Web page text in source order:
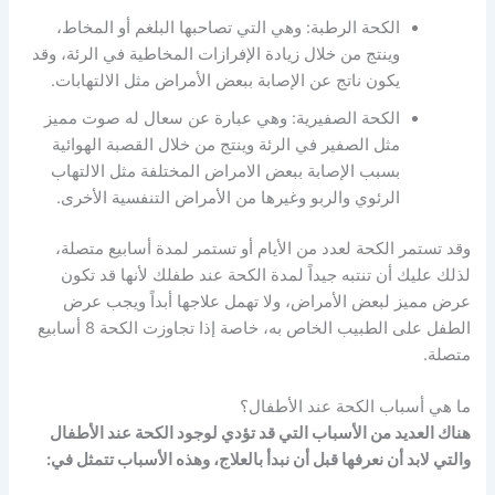
الكحة الرطبة: وهي التي تصاحبها البلغم أو المخاط،
وينتج من خلال زيادة الإفرازات المخاطية في الرئة، وقد
يكون ناتج عن الإصابة ببعض الأمراض مثل الالتهابات.
الكحة الصفيرية: وهي عبارة عن سعال له صوت مميز
مثل الصفير في الرئة وينتج من خلال القصبة الهوائية
بسبب الإصابة ببعض الامراض المختلفة مثل الالتهاب
الرئوي والربو وغيرها من الأمراض التنفسية الأخرى.
وقد تستمر الكحة لعدد من الأيام أو تستمر لمدة أسابيع متصلة،
لذلك عليك أن تنتبه جيداً لمدة الكحة عند طفلك لأنها قد تكون
عرض مميز لبعض الأمراض، ولا تهمل علاجها أبداً ويجب عرض
الطفل على الطبيب الخاص به، خاصة إذا تجاوزت الكحة 8 أسابيع
متصلة.
ما هي أسباب الكحة عند الأطفال؟
هناك العديد من الأسباب التي قد تؤدي لوجود الكحة عند الأطفال
والتي لابد أن نعرفها قبل أن نبدأ بالعلاج، وهذه الأسباب تتمثل في: